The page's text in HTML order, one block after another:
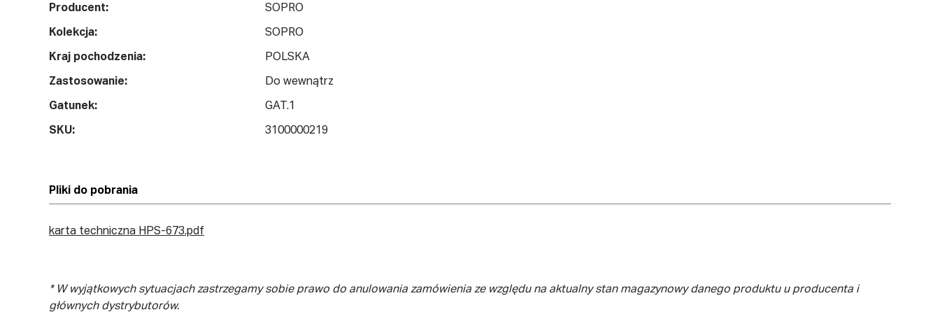
Producent: SOPRO
Kolekcja: SOPRO
Kraj pochodzenia: POLSKA
Zastosowanie: Do wewnątrz
Gatunek: GAT.1
SKU: 3100000219
Pliki do pobrania
karta techniczna HPS-673.pdf
* W wyjątkowych sytuacjach zastrzegamy sobie prawo do anulowania zamówienia ze względu na aktualny stan magazynowy danego produktu u producenta i
głównych dystrybutorów.